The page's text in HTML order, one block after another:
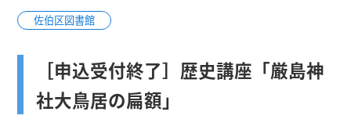
佐伯区図書館
［申込受付終了］歴史講座「厳島神
社大鳥居の扁額」